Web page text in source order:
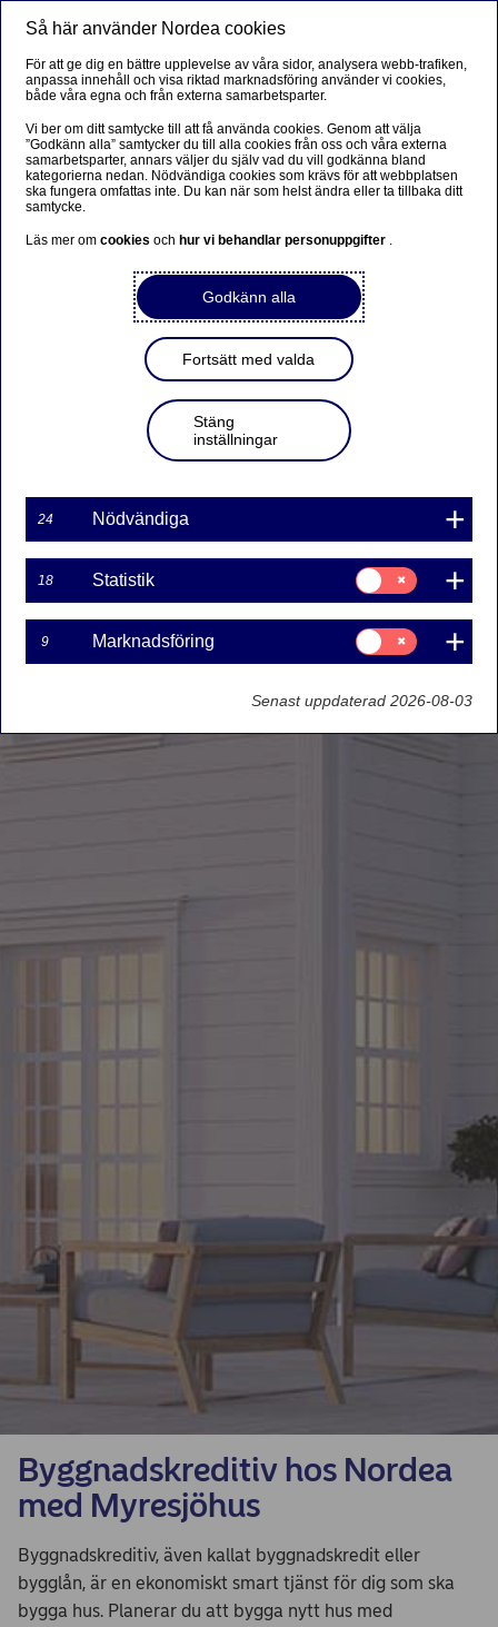
Byggnadskreditiv hos Nordea
med Myresjöhus
Byggnadskreditiv, även kallat byggnadskredit eller
bygglån, är en ekonomiskt smart tjänst för dig som ska
bygga hus. Planerar du att bygga nytt hus med
Så här använder Nordea cookies
För att ge dig en bättre upplevelse av våra sidor, analysera webb-trafiken,
anpassa innehåll och visa riktad marknadsföring använder vi cookies,
både våra egna och från externa samarbetsparter.
Vi ber om ditt samtycke till att få använda cookies. Genom att välja
”Godkänn alla” samtycker du till alla cookies från oss och våra externa
samarbetsparter, annars väljer du själv vad du vill godkänna bland
kategorierna nedan. Nödvändiga cookies som krävs för att webbplatsen
ska fungera omfattas inte. Du kan när som helst ändra eller ta tillbaka ditt
samtycke.
Läs mer omcookiesoch hur vi behandlar personuppgifter .
Godkänn alla
Fortsätt med valda
Stäng
inställningar
24 Nödvändiga
18 Statistik
Samtycke
för:
Statistik
9 Marknadsföring
Samtycke
för:
Marknadsföring
Senast uppdaterad 2026-08-03